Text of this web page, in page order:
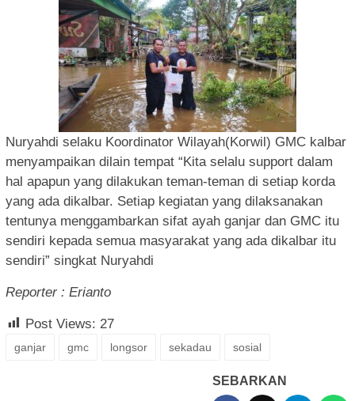
Nuryahdi selaku Koordinator Wilayah(Korwil) GMC kalbar
menyampaikan dilain tempat “Kita selalu support dalam
hal apapun yang dilakukan teman-teman di setiap korda
yang ada dikalbar. Setiap kegiatan yang dilaksanakan
tentunya menggambarkan sifat ayah ganjar dan GMC itu
sendiri kepada semua masyarakat yang ada dikalbar itu
sendiri” singkat Nuryahdi
Reporter : Erianto
Post Views: 27
ganjar gmc longsor sekadau sosial
SEBARKAN